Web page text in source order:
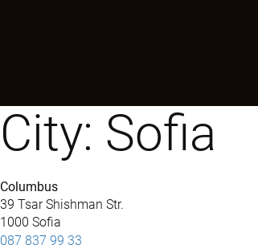
City: Sofia
Columbus
39 Tsar Shishman Str.
1000 Sofia
087 837 99 33